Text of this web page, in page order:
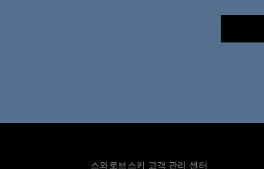
스와로브스키 고객 관리 센터